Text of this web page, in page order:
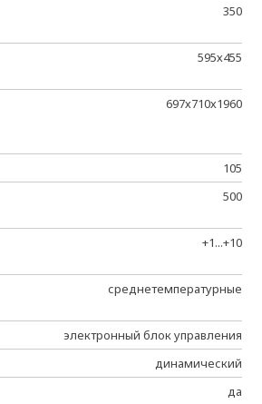
350
595х455
697х710х1960
105
500
+1...+10
среднетемпературные
электронный блок управления
динамический
да